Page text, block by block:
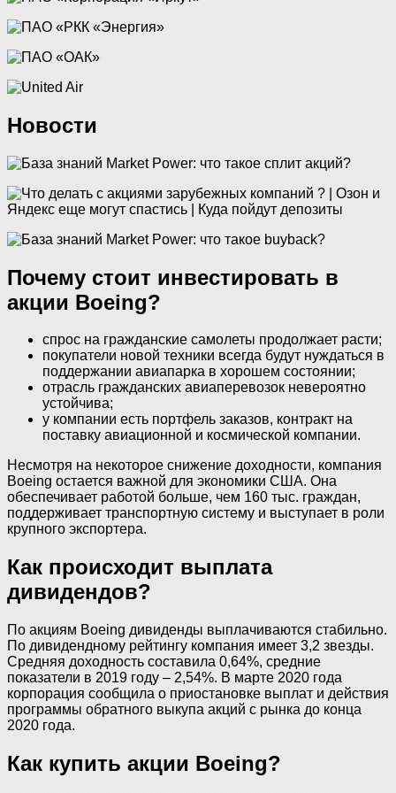
Новости
Почему стоит инвестировать в
акции Boeing?
спрос на гражданские самолеты продолжает расти;
покупатели новой техники всегда будут нуждаться в
поддержании авиапарка в хорошем состоянии;
отрасль гражданских авиаперевозок невероятно
устойчива;
у компании есть портфель заказов, контракт на
поставку авиационной и космической компании.
Несмотря на некоторое снижение доходности, компания
Boeing остается важной для экономики США. Она
обеспечивает работой больше, чем 160 тыс. граждан,
поддерживает транспортную систему и выступает в роли
крупного экспортера.
Как происходит выплата
дивидендов?
По акциям Boeing дивиденды выплачиваются стабильно.
По дивидендному рейтингу компания имеет 3,2 звезды.
Средняя доходность составила 0,64%, средние
показатели в 2019 году – 2,54%. В марте 2020 года
корпорация сообщила о приостановке выплат и действия
программы обратного выкупа акций с рынка до конца
2020 года.
Как купить акции Boeing?